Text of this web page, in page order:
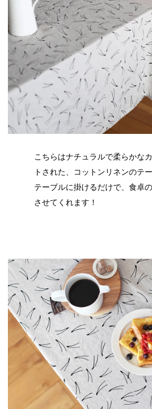
こちらはナチュラルで柔らかな
トされた、コットンリネンのテ
テーブルに掛けるだけで、食卓
させてくれます！